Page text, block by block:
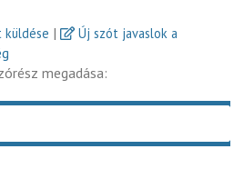
|
Új szót javaslok a
megadása: